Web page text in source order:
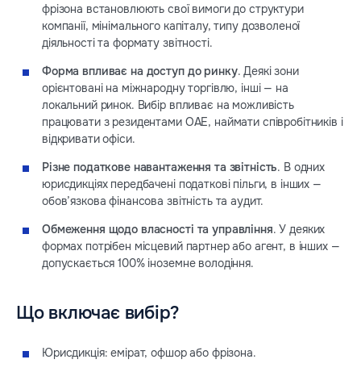
фрізона встановлюють свої вимоги до структури
компанії, мінімального капіталу, типу дозволеної
діяльності та формату звітності.
Форма впливає на доступ до ринку. Деякі зони
орієнтовані на міжнародну торгівлю, інші — на
локальний ринок. Вибір впливає на можливість
працювати з резидентами ОАЕ, наймати співробітників і
відкривати офіси.
Різне податкове навантаження та звітність. В одних
юрисдикціях передбачені податкові пільги, в інших —
обов’язкова фінансова звітність та аудит.
Обмеження щодо власності та управління. У деяких
формах потрібен місцевий партнер або агент, в інших —
допускається 100% іноземне володіння.
Що включає вибір?
Юрисдикція: емірат, офшор або фрізона.